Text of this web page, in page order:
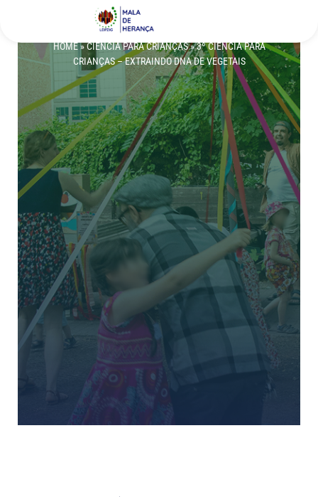
Atualizações
HOME»CIÊNCIA PARA CRIANÇAS»3º CIÊNCIA PARA
CRIANÇAS – EXTRAINDO DNA DE VEGETAIS